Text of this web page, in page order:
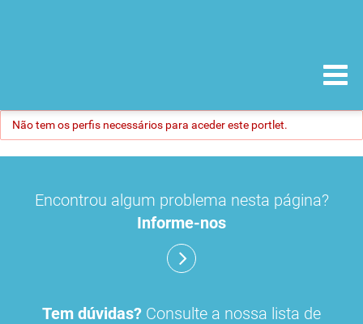
Não tem os perfis necessários para aceder este portlet.
Encontrou algum problema nesta página?
Informe-nos
Tem dúvidas? Consulte a nossa lista de